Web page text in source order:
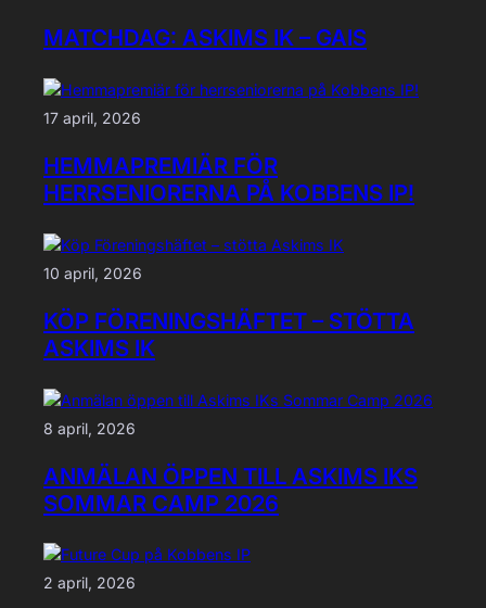
MATCHDAG: ASKIMS IK – GAIS
17 april, 2026
HEMMAPREMIÄR FÖR
HERRSENIORERNA PÅ KOBBENS IP!
10 april, 2026
KÖP FÖRENINGSHÄFTET – STÖTTA
ASKIMS IK
8 april, 2026
ANMÄLAN ÖPPEN TILL ASKIMS IKS
SOMMAR CAMP 2026
2 april, 2026